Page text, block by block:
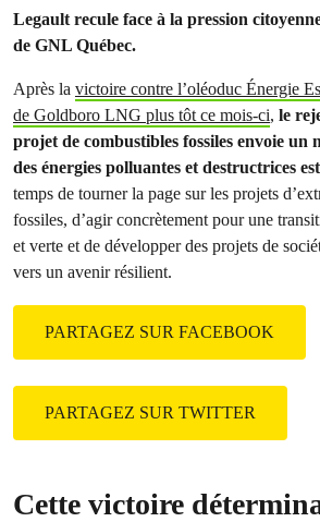
Legault recule face à la pression
de GNL Québec.
Après la victoire contre l’oléoduc Énergie
de Goldboro LNG plus tôt ce mois-ci, le
projet de combustibles fossiles envoie un
des énergies polluantes et destructrices
temps de tourner la page sur les projets
fossiles, d’agir concrètement pour une
et verte et de développer des projets de
vers un avenir résilient.
PARTAGEZ SUR FACEBOOK
PARTAGEZ SUR TWITTER
Cette victoire